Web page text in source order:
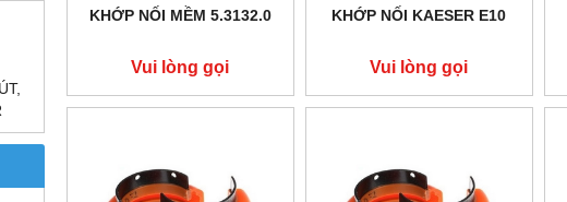
KHỚP NỐI MỀM 5.3132.0
Vui lòng gọi
KHỚP NỐI KAESER E10
Vui lòng gọi